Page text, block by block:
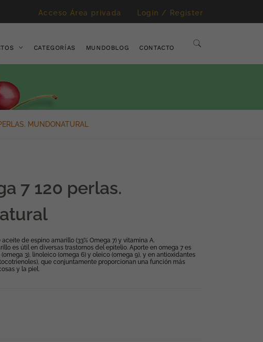
Acceso Área privada Login / Register
CATEGORÍAS MUNDOBLOG CONTACTO
MUNDONATURAL
7 120 perlas.
de espino amarillo (33% Omega 7) y vitamina A.
es útil en diversas trastornos del epitelio. Aporte en omega 7 es
3), linoleico (omega 6) y oleico (omega 9), y en antioxidantes
que conjuntamente proporcionan una función más
y la piel.